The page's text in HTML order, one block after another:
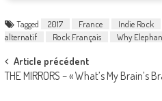
Tagged 2017 France Indie Rock
alternatif
Rock Français Why
Post
navigation
Article précédent
THE MIRRORS – « What’s My Brain’s